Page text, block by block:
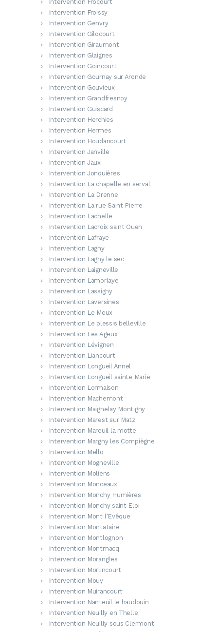
Intervention Frocourt
Intervention Froissy
Intervention Genvry
Intervention Gilocourt
Intervention Giraumont
Intervention Glaignes
Intervention Goincourt
Intervention Gournay sur Aronde
Intervention Gouvieux
Intervention Grandfresnoy
Intervention Guiscard
Intervention Herchies
Intervention Hermes
Intervention Houdancourt
Intervention Janville
Intervention Jaux
Intervention Jonquières
Intervention La chapelle en serval
Intervention La Drenne
Intervention La rue Saint Pierre
Intervention Lachelle
Intervention Lacroix saint Ouen
Intervention Lafraye
Intervention Lagny
Intervention Lagny le sec
Intervention Laigneville
Intervention Lamorlaye
Intervention Lassigny
Intervention Laversines
Intervention Le Meux
Intervention Le plessis belleville
Intervention Les Ageux
Intervention Lévignen
Intervention Liancourt
Intervention Longueil Annel
Intervention Longueil sainte Marie
Intervention Lormaison
Intervention Machemont
Intervention Maignelay Montigny
Intervention Marest sur Matz
Intervention Mareuil la motte
Intervention Margny les Compiègne
Intervention Mello
Intervention Mogneville
Intervention Moliens
Intervention Monceaux
Intervention Monchy Humières
Intervention Monchy saint Eloi
Intervention Mont l’Evêque
Intervention Montataire
Intervention Montlognon
Intervention Montmacq
Intervention Morangles
Intervention Morlincourt
Intervention Mouy
Intervention Muirancourt
Intervention Nanteuil le haudouin
Intervention Neuilly en Thelle
Intervention Neuilly sous Clermont